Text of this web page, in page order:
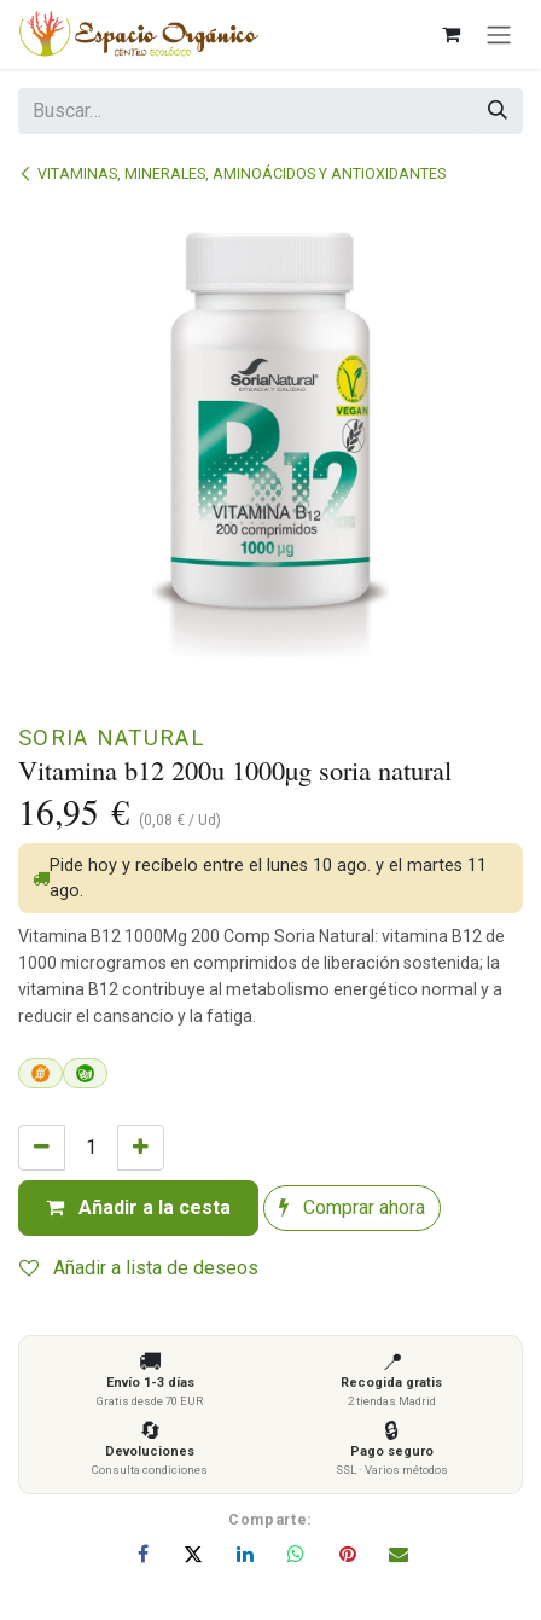
Ir al contenido
VITAMINAS, MINERALES, AMINOÁCIDOS Y ANTIOXIDANTES
Vitamina b12 200u 1000µg soria natural
SORIA NATURAL
16,95 € (0,08 € / Ud)
Añadir a la cesta Comprar ahora
Añadir a lista de deseos
Pide hoy y recíbelo entre el lunes 10 ago. y el martes 11
ago.
Vitamina B12 1000Μg 200 Comp Soria Natural: vitamina B12 de
1000 microgramos en comprimidos de liberación sostenida; la
vitamina B12 contribuye al metabolismo energético normal y a
reducir el cansancio y la fatiga.
🚚
Envío 1-3 días
Gratis desde 70 EUR
📍
Recogida gratis
2 tiendas Madrid
🔄
Devoluciones
Consulta condiciones
🔒
Pago seguro
SSL · Varios métodos
Comparte: